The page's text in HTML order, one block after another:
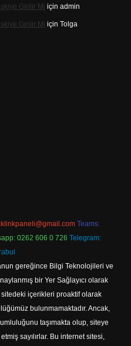
Girilir Mi için admin
Girilir Mi için Tolga
Teams:
0262 606 0 726 Telegram:
gereğince Bilgi Teknolojileri ve
bir Yer Sağlayıcı olarak
içerikleri proaktif olarak
bulunmamaktadır. Ancak,
taşımakta olup, siteye
sayılırlar. Bu internet sitesi,